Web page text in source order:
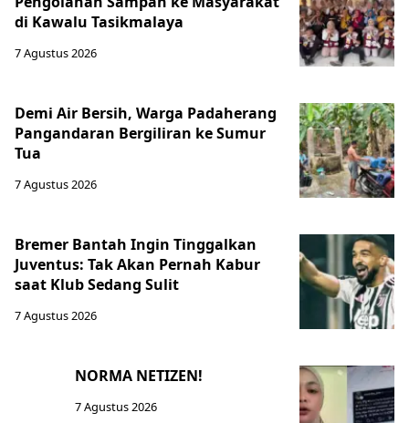
di Kawalu Tasikmalaya
7 Agustus 2026
Demi Air Bersih, Warga Padaherang
Pangandaran Bergiliran ke Sumur
Tua
7 Agustus 2026
Bremer Bantah Ingin Tinggalkan
Juventus: Tak Akan Pernah Kabur
saat Klub Sedang Sulit
7 Agustus 2026
NORMA NETIZEN!
7 Agustus 2026